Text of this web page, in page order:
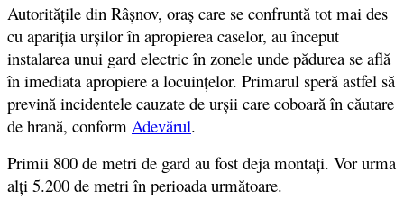
Autoritățile din Râșnov, oraș care se confruntă tot mai des
cu apariția urșilor în apropierea caselor, au început
instalarea unui gard electric în zonele unde pădurea se află
în imediata apropiere a locuințelor. Primarul speră astfel să
prevină incidentele cauzate de urșii care coboară în căutare
de hrană, conform Adevărul.
Primii 800 de metri de gard au fost deja montați. Vor urma
alți 5.200 de metri în perioada următoare.